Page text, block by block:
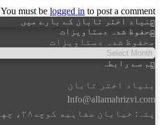
You must be logged in to post a comment.
بنیاد اختر تابان کے بارے میں
محفوظ شدہ دستاویزات
محفوظ شدہ دستاویزات
ہم سے رابطہ
بنیاد اختر تابان
Info@allamahrizvi.com
پتہ: خیابان صفاییه کوچه۲۸، چهار‌راه اول، سمت چپ، پلاک۶۳.